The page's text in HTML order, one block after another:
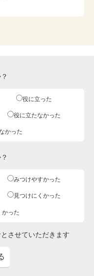
役に立った
役に立たなかった
かった
みつけやすかった
見つけにくかった
かった
させていただきます